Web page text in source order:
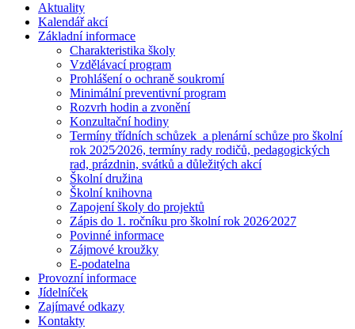
Aktuality
Kalendář akcí
Základní informace
Charakteristika školy
Vzdělávací program
Prohlášení o ochraně soukromí
Minimální preventivní program
Rozvrh hodin a zvonění
Konzultační hodiny
Termíny třídních schůzek a plenární schůze pro školní
rok 2025⁄2026, termíny rady rodičů, pedagogických
rad, prázdnin, svátků a důležitých akcí
Školní družina
Školní knihovna
Zapojení školy do projektů
Zápis do 1. ročníku pro školní rok 2026⁄2027
Povinné informace
Zájmové kroužky
E-podatelna
Provozní informace
Jídelníček
Zajímavé odkazy
Kontakty